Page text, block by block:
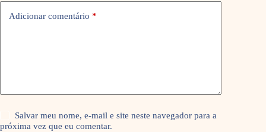
Adicionar comentário *
Salvar meu nome, e-mail e site neste navegador para a
próxima vez que eu comentar.